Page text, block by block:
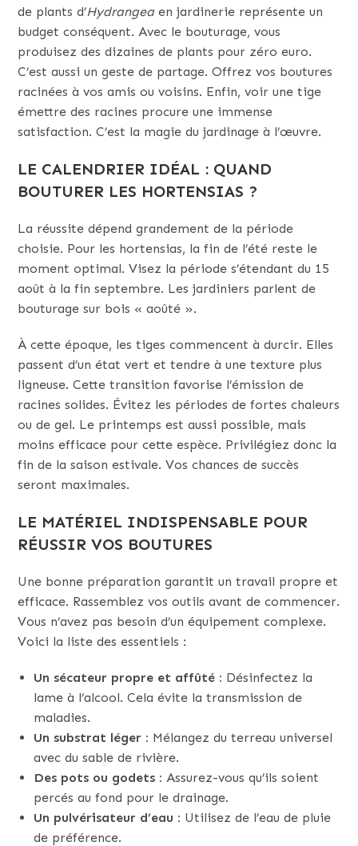
de plants d’Hydrangeaen jardinerie représente un
budget conséquent. Avec le bouturage, vous
produisez des dizaines de plants pour zéro euro.
C’est aussi un geste de partage. Offrez vos boutures
racinées à vos amis ou voisins. Enfin, voir une tige
émettre des racines procure une immense
satisfaction. C’est la magie du jardinage à l’œuvre.
LE CALENDRIER IDÉAL : QUAND
BOUTURER LES HORTENSIAS ?
La réussite dépend grandement de la période
choisie. Pour les hortensias, la fin de l’été reste le
moment optimal. Visez la période s’étendant du 15
août à la fin septembre. Les jardiniers parlent de
bouturage sur bois « aoûté ».
À cette époque, les tiges commencent à durcir. Elles
passent d’un état vert et tendre à une texture plus
ligneuse. Cette transition favorise l’émission de
racines solides. Évitez les périodes de fortes chaleurs
ou de gel. Le printemps est aussi possible, mais
moins efficace pour cette espèce. Privilégiez donc la
fin de la saison estivale. Vos chances de succès
seront maximales.
LE MATÉRIEL INDISPENSABLE POUR
RÉUSSIR VOS BOUTURES
Une bonne préparation garantit un travail propre et
efficace. Rassemblez vos outils avant de commencer.
Vous n’avez pas besoin d’un équipement complexe.
Voici la liste des essentiels :
Un sécateur propre et affûté : Désinfectez la
lame à l’alcool. Cela évite la transmission de
maladies.
Un substrat léger : Mélangez du terreau universel
avec du sable de rivière.
Des pots ou godets : Assurez-vous qu’ils soient
percés au fond pour le drainage.
Un pulvérisateur d’eau : Utilisez de l’eau de pluie
de préférence.